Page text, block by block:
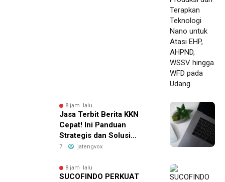
8 jam lalu
Jasa Terbit Berita KKN
Cepat! Ini Panduan
Strategis dan Solusi
Publikasi Media Online
7 jatengvox
8 jam lalu
SUCOFINDO PERKUAT